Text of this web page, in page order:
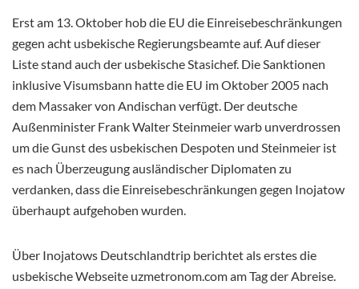
Erst am 13. Oktober hob die EU die Einreisebeschränkungen
gegen acht usbekische Regierungsbeamte auf. Auf dieser
Liste stand auch der usbekische Stasichef. Die Sanktionen
inklusive Visumsbann hatte die EU im Oktober 2005 nach
dem Massaker von Andischan verfügt. Der deutsche
Außenminister Frank Walter Steinmeier warb unverdrossen
um die Gunst des usbekischen Despoten und Steinmeier ist
es nach Überzeugung ausländischer Diplomaten zu
verdanken, dass die Einreisebeschränkungen gegen Inojatow
überhaupt aufgehoben wurden.
Über Inojatows Deutschlandtrip berichtet als erstes die
usbekische Webseite uzmetronom.com am Tag der Abreise.